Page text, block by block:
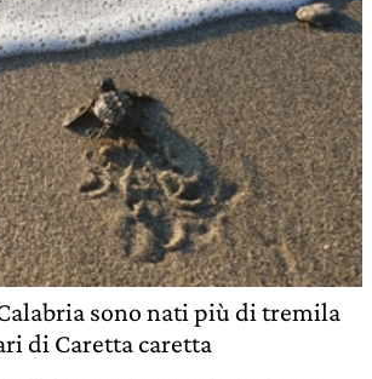
sono nati più di tremila
di Caretta caretta